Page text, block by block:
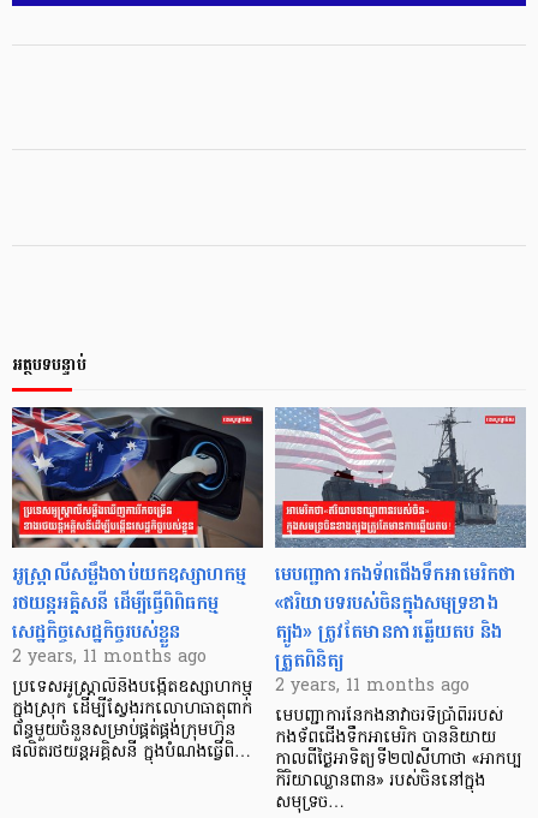
អត្ថបទបន្ទាប់
អូស្ត្រាលីសម្លឹងចាប់យកឧស្សាហកម្ម
រថយន្តអគ្គិសនី ដើម្បីធ្វើពិពិធកម្ម
សេដ្ឋកិច្ចសេដ្ឋកិច្ចរបស់ខ្លួន
2 years, 11 months ago
ប្រទេសអូស្ត្រាលីនឹងបង្កើតឧស្សាហកម្ម
ក្នុងស្រុក ដើម្បីស្វែងរកលោហធាតុពាក់
ព័ន្ធមួយចំនួនសម្រាប់ផ្គត់ផ្គង់ក្រុមហ៊ុន
ផលិតរថយន្តអគ្គិសនី ក្នុងបំណងធ្វើពិ…
មេបញ្ជាការកងទ័ពជើងទឹកអាមេរិកថា
«ឥរិយាបទរបស់ចិនក្នុងសមុទ្រខាង
ត្បូង» ត្រូវតែមានការឆ្លើយតប និង
ត្រួតពិនិត្យ
2 years, 11 months ago
មេបញ្ជាការនៃកងនាវាចរទីប្រាំពីររបស់
កងទ័ពជើងទឹកអាមេរិក បាននិយាយ
កាលពីថ្ងៃអាទិត្យទី២៧សីហាថា «អាកប្ប
កិរិយាឈ្លានពាន» របស់ចិននៅក្នុង
សមុទ្រច…